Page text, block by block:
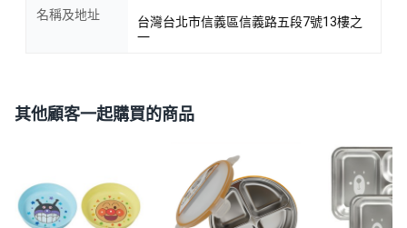
名稱及地址
台灣台北市信義區信義路五段7號13樓之
一
其他顧客一起購買的商品